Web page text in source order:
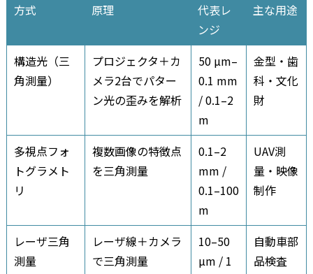
方式 原理
代表レ
ンジ
主な用途
構造光（三
角測量）
プロジェクタ＋カ
メラ2台でパター
ン光の歪みを解析
50 µm–
0.1 mm
/ 0.1–2
m
金型・歯
科・文化
財
多視点フォ
トグラメト
リ
複数画像の特徴点
を三角測量
0.1–2
mm /
0.1–100
m
UAV測
量・映像
制作
レーザ三角
測量
レーザ線＋カメラ
で三角測量
10–50
µm / 1
自動車部
品検査